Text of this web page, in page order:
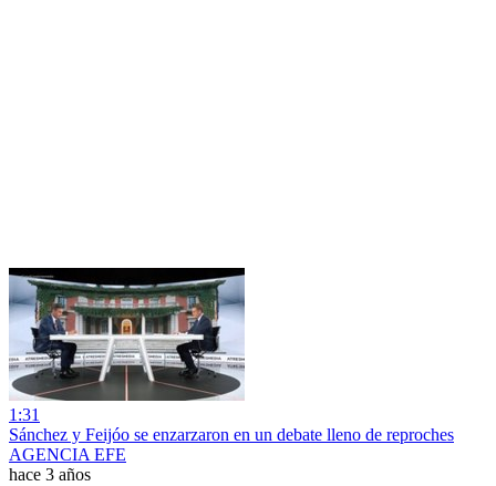
1:31
Sánchez y Feijóo se enzarzaron en un debate lleno de reproches
AGENCIA EFE
hace 3 años